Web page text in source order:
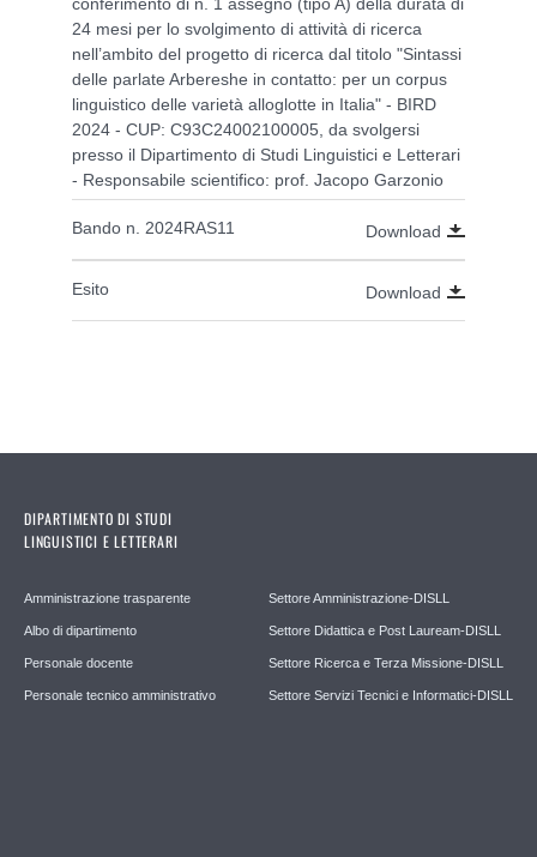
24 mesi per lo svolgimento di attività di ricerca
nell’ambito del progetto di ricerca dal titolo "Sintassi
delle parlate Arbereshe in contatto: per un corpus
linguistico delle varietà alloglotte in Italia" - BIRD
2024 - CUP: C93C24002100005, da svolgersi
presso il Dipartimento di Studi Linguistici e Letterari
- Responsabile scientifico: prof. Jacopo Garzonio
Bando n. 2024RAS11 Download
Esito Download
DIPARTIMENTO DI STUDI
LINGUISTICI E LETTERARI
Amministrazione trasparente
Albo di dipartimento
Personale docente
Personale tecnico amministrativo
Settore Amministrazione-DISLL
Settore Didattica e Post Lauream-DISLL
Settore Ricerca e Terza Missione-DISLL
Settore Servizi Tecnici e Informatici-DISLL